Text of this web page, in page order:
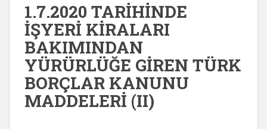
1.7.2020 TARİHİNDE
İŞYERİ KİRALARI
BAKIMINDAN
YÜRÜRLÜĞE GİREN TÜRK
BORÇLAR KANUNU
MADDELERİ (II)